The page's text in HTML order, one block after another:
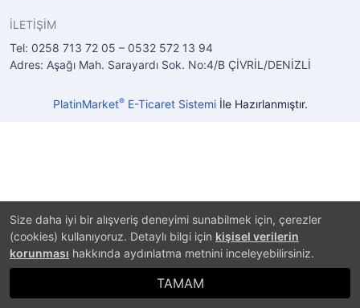
Size daha iyi bir alışveriş deneyimi sunabilmek için, çerezler
(cookies) kullanıyoruz. Detaylı bilgi için kişisel verilerin
korunması hakkında aydınlatma metnini inceleyebilirsiniz.
TAMAM
İLETİŞİM
Tel: 0258 713 72 05 – 0532 572 13 94
Adres: Aşağı Mah. Sarayardı Sok. No:4/B ÇİVRİL/DENİZLİ
PlatinMarket®E-Ticaret Sistemiİle Hazırlanmıştır.